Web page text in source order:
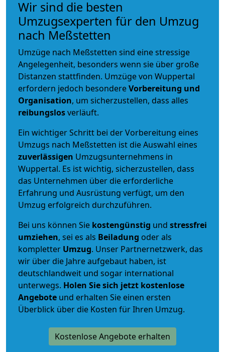
Wir sind die besten
Umzugsexperten für den Umzug
nach Meßstetten
Umzüge nach Meßstetten sind eine stressige
Angelegenheit, besonders wenn sie über große
Distanzen stattfinden. Umzüge von Wuppertal
erfordern jedoch besondereVorbereitung und
Organisation, um sicherzustellen, dass alles
reibungslosverläuft.
Ein wichtiger Schritt bei der Vorbereitung eines
Umzugs nach Meßstetten ist die Auswahl eines
zuverlässigen Umzugsunternehmens in
Wuppertal. Es ist wichtig, sicherzustellen, dass
das Unternehmen über die erforderliche
Erfahrung und Ausrüstung verfügt, um den
Umzug erfolgreich durchzuführen.
Bei uns können Sie kostengünstig und stressfrei
umziehen, sei es als Beiladung oder als
kompletter Umzug. Unser Partnernetzwerk, das
wir über die Jahre aufgebaut haben, ist
deutschlandweit und sogar international
unterwegs. Holen Sie sich jetzt kostenlose
Angebote und erhalten Sie einen ersten
Überblick über die Kosten für Ihren Umzug.
Kostenlose Angebote erhalten